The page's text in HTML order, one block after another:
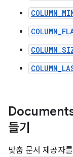
들기
맞춤 문서 제공자